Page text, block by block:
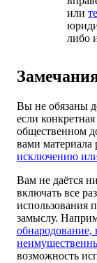
или
либо
Вы не обязаны
если
общественном
вами материала
исключению
Вам не даётся
включать все
использования
замыслу.
обнародование,
возможность